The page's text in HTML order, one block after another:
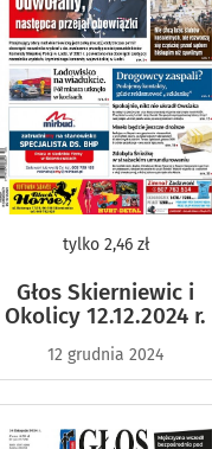
tylko2,46 zł
Głos Skierniewic i
Okolicy 12.12.2024 r.
12 grudnia 2024